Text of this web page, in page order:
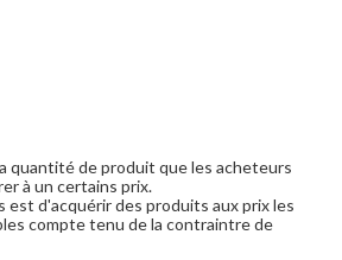
quantité de produit que les acheteurs
à un certains prix.
est d'acquérir des produits aux prix les
compte tenu de la contraintre de